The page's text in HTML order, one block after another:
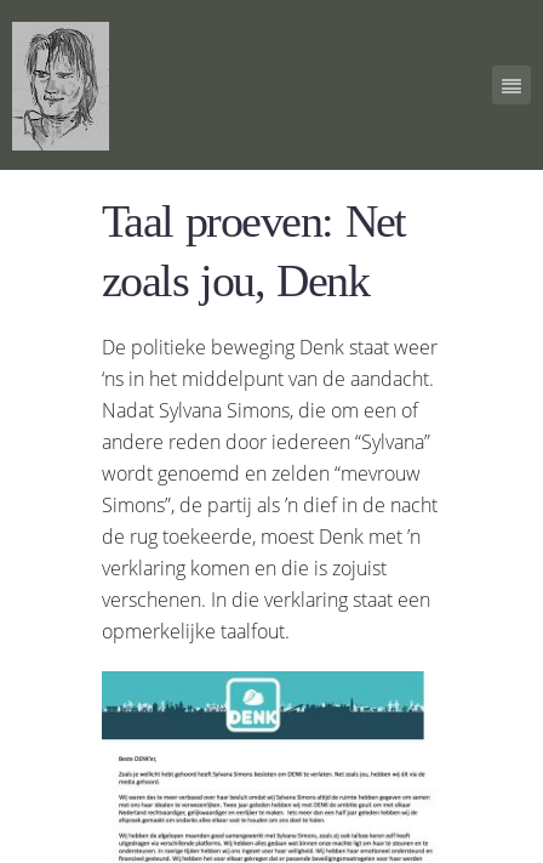
Taal proeven: Net
zoals jou, Denk
De politieke beweging Denk staat weer
‘ns in het middelpunt van de aandacht.
Nadat Sylvana Simons, die om een of
andere reden door iedereen “Sylvana”
wordt genoemd en zelden “mevrouw
Simons”, de partij als ’n dief in de nacht
de rug toekeerde, moest Denk met ’n
verklaring komen en die is zojuist
verschenen. In die verklaring staat een
opmerkelijke taalfout.